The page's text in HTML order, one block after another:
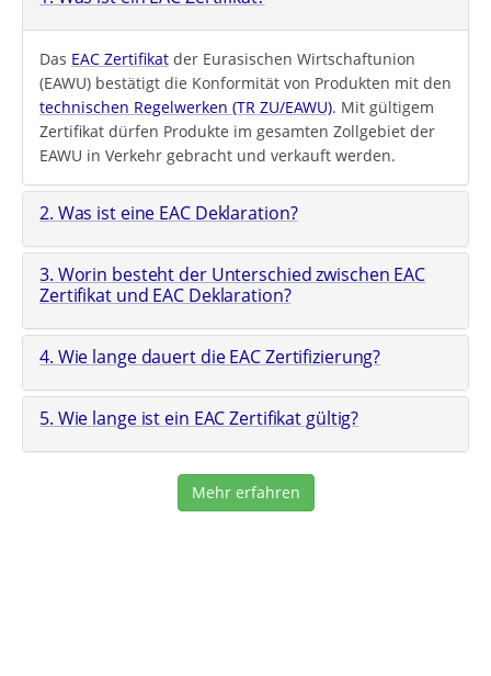
Das EAC Zertifikat der Eurasischen Wirtschaftunion
(EAWU) bestätigt die Konformität von Produkten mit den
technischen Regelwerken (TR ZU/EAWU). Mit gültigem
Zertifikat dürfen Produkte im gesamten Zollgebiet der
EAWU in Verkehr gebracht und verkauft werden.
2. Was ist eine EAC Deklaration?
3. Worin besteht der Unterschied zwischen EAC
Zertifikat und EAC Deklaration?
4. Wie lange dauert die EAC Zertifizierung?
5. Wie lange ist ein EAC Zertifikat gültig?
Mehr erfahren